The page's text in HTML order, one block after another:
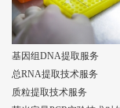
基因组DNA提取服务
总RNA提取技术服务
质粒提取技术服务